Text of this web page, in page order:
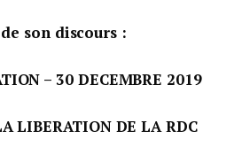
son discours :
– 30 DECEMBRE 2019
LIBERATION DE LA RDC